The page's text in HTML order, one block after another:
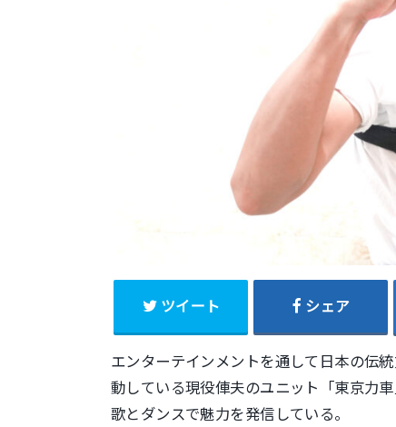
ツイート シェア
エンターテインメントを通して日本の伝
動している現役俥夫のユニット「東京力
歌とダンスで魅力を発信している。